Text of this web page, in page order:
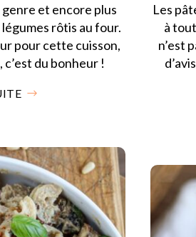
genre et encore plus
rôtis au four.
pour cette cuisson,
du bonheur !
Les
à
n’est